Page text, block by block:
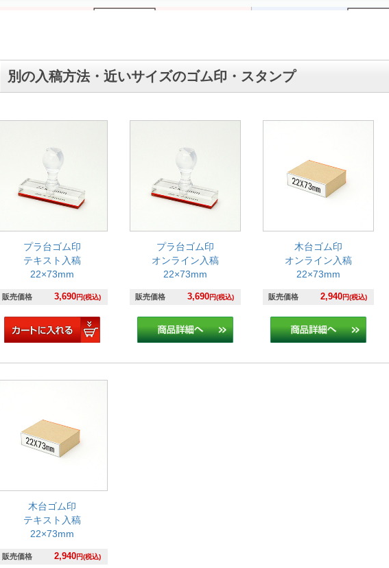
別の入稿方法・近いサイズのゴム印・スタンプ
プラ台ゴム印
テキスト入稿
22×73mm
販売価格 3,690円(税込)
プラ台ゴム印
オンライン入稿
22×73mm
販売価格 3,690円(税込)
木台ゴム印
オンライン入稿
22×73mm
販売価格 2,940円(税込)
木台ゴム印
テキスト入稿
22×73mm
販売価格 2,940円(税込)